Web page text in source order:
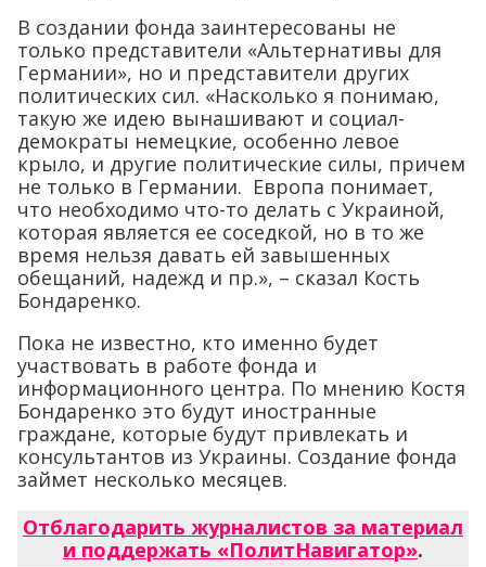
В создании фонда заинтересованы не
только представители «Альтернативы для
Германии», но и представители других
политических сил. «Насколько я понимаю,
такую же идею вынашивают и социал-
демократы немецкие, особенно левое
крыло, и другие политические силы, причем
не только в Германии. Европа понимает,
что необходимо что-то делать с Украиной,
которая является ее соседкой, но в то же
время нельзя давать ей завышенных
обещаний, надежд и пр.», – сказал Кость
Бондаренко.
Пока не известно, кто именно будет
участвовать в работе фонда и
информационного центра. По мнению Костя
Бондаренко это будут иностранные
граждане, которые будут привлекать и
консультантов из Украины. Создание фонда
займет несколько месяцев.
Отблагодарить журналистов за материал
и поддержать «ПолитНавигатор».